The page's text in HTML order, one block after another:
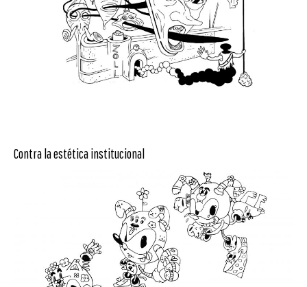
Contra la estética institucional